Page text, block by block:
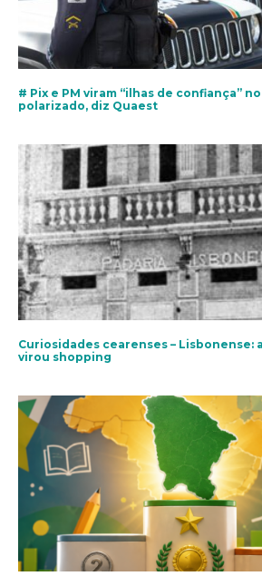
# Pix e PM viram “ilhas de confiança”
polarizado, diz Quaest
Curiosidades cearenses – Lisbonense:
virou shopping